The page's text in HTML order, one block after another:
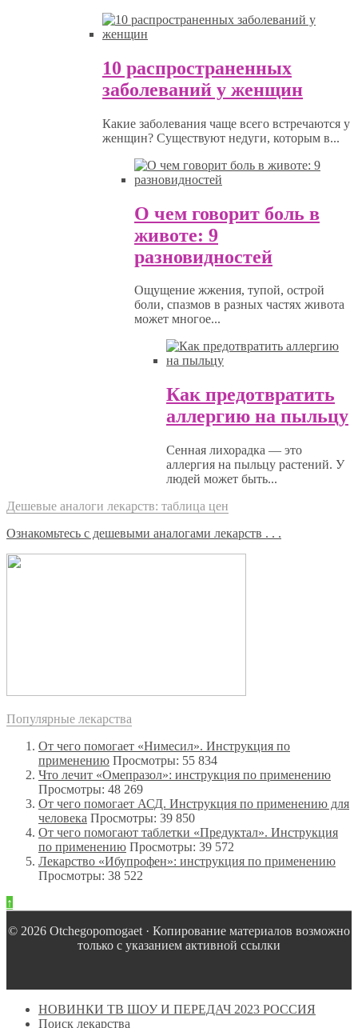
10 распространенных
заболеваний у женщин
Какие заболевания чаще всего встречаются у
женщин? Существуют недуги, которым в...
О чем говорит боль в
животе: 9
разновидностей
Ощущение жжения, тупой, острой
боли, спазмов в разных частях живота
может многое...
Как предотвратить
аллергию на пыльцу
Сенная лихорадка — это
аллергия на пыльцу растений. У
людей может быть...
Дешевые аналоги лекарств: таблица цен
Ознакомьтесь с дешевыми аналогами лекарств . . .
Популярные лекарства
От чего помогает «Нимесил». Инструкция по
применению Просмотры: 55 834
Что лечит «Омепразол»: инструкция по применению
Просмотры: 48 269
От чего помогает АСД. Инструкция по применению для
человека Просмотры: 39 850
От чего помогают таблетки «Предуктал». Инструкция
по применению Просмотры: 39 572
Лекарство «Ибупрофен»: инструкция по применению
Просмотры: 38 522
↑
© 2026 Оtchegopomogaet · Копирование материалов возможно
только с указанием активной ссылки
НОВИНКИ ТВ ШОУ И ПЕРЕДАЧ 2023 РОССИЯ
Поиск лекарства